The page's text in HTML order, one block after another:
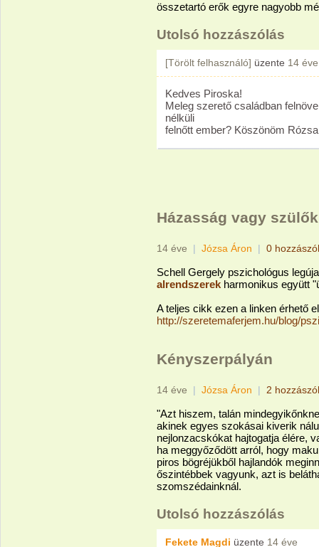
összetartó erők egyre nagyobb
Utolsó hozzászólás
[Törölt felhasználó] üzente 14 éve
Kedves Piroska!
Meleg szerető családban
nélküli
felnőtt ember? Köszönöm Rózsa
Házasság vagy
14 éve | Józsa Áron | 0
Schell Gergely pszichológus
alrendszerek harmonikus együtt
A teljes cikk ezen a linken érhető
http://szeretemaferjem.hu/blog/
Kényszerpályán
14 éve | Józsa Áron | 2
"Azt hiszem, talán
akinek egyes szokásai kiverik
nejlonzacskókat hajtogatja élére,
ha meggyőződött arról, hogy
piros bögréjükből hajlandók
őszintébbek vagyunk, azt is
szomszédainknál.
Utolsó hozzászólás
Fekete Magdi üzente 14 éve